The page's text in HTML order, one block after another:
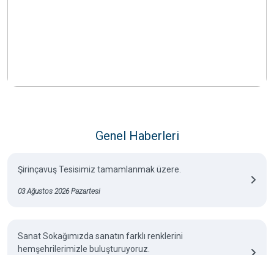
Genel Haberleri
Şirinçavuş Tesisimiz tamamlanmak üzere.
03 Ağustos 2026 Pazartesi
Sanat Sokağımızda sanatın farklı renklerini
hemşehrilerimizle buluşturuyoruz.